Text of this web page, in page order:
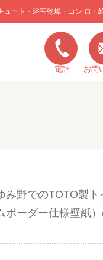
ート・浴室乾燥・コン ロ・
電話 お問
み野でのTOTO製
ボーダー仕様壁紙